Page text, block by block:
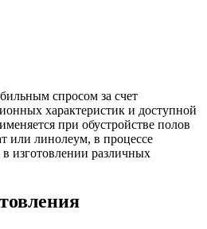
спросом за счет
характеристик и доступной
при обустройстве полов
или линолеум, в процессе
изготовлении различных